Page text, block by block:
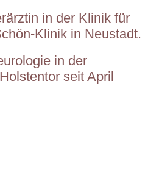
in der Klinik für
Klinik in Neustadt.
in der
seit April